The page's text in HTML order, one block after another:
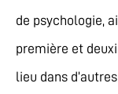
de psychologie,
première et
lieu dans